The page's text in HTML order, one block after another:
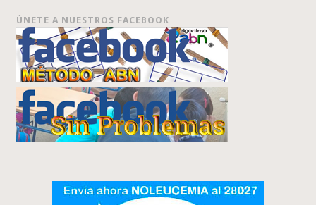
ÚNETE A NUESTROS FACEBOOK